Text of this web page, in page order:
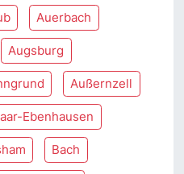
Auerbach
Augsburg
Außernzell
Ebenhausen
Bach